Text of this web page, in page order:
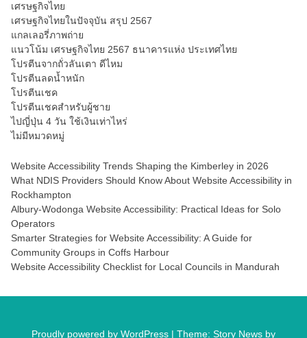
เศรษฐกิจไทย
เศรษฐกิจไทยในปัจจุบัน สรุป 2567
แกลเลอรี่ภาพถ่าย
แนวโน้ม เศรษฐกิจไทย 2567 ธนาคารแห่ง ประเทศไทย
โปรตีนจากถั่วลันเตา ดีไหม
โปรตีนลดน้ำหนัก
โปรตีนเชค
โปรตีนเชคสำหรับผู้ชาย
ไปญี่ปุ่น 4 วัน ใช้เงินเท่าไหร่
ไม่มีหมวดหมู่
Website Accessibility Trends Shaping the Kimberley in 2026
What NDIS Providers Should Know About Website Accessibility in
Rockhampton
Albury-Wodonga Website Accessibility: Practical Ideas for Solo
Operators
Smarter Strategies for Website Accessibility: A Guide for
Community Groups in Coffs Harbour
Website Accessibility Checklist for Local Councils in Mandurah
Proudly powered by WordPress | Theme: Story News by